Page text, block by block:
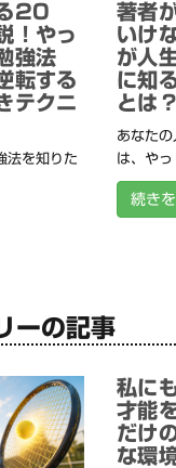
20
！やっ
強法
転する
テクニ
法を知りた
著者
いけ
が人
に知
とは？
あなたの
は、やっ
続き
ーの記事
私に
才能
だけ
な環